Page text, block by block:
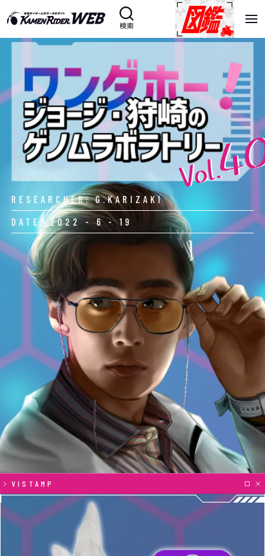
検索
RESEARCHER: G.KARIZAKI
DATE: 2022 - 6 - 19
究
VISTAMP